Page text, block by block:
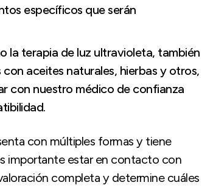
específicos que serán
la terapia de luz ultravioleta, también
aceites naturales, hierbas y otros,
con nuestro médico de confianza
con múltiples formas y tiene
importante estar en contacto con
completa y determine cuáles